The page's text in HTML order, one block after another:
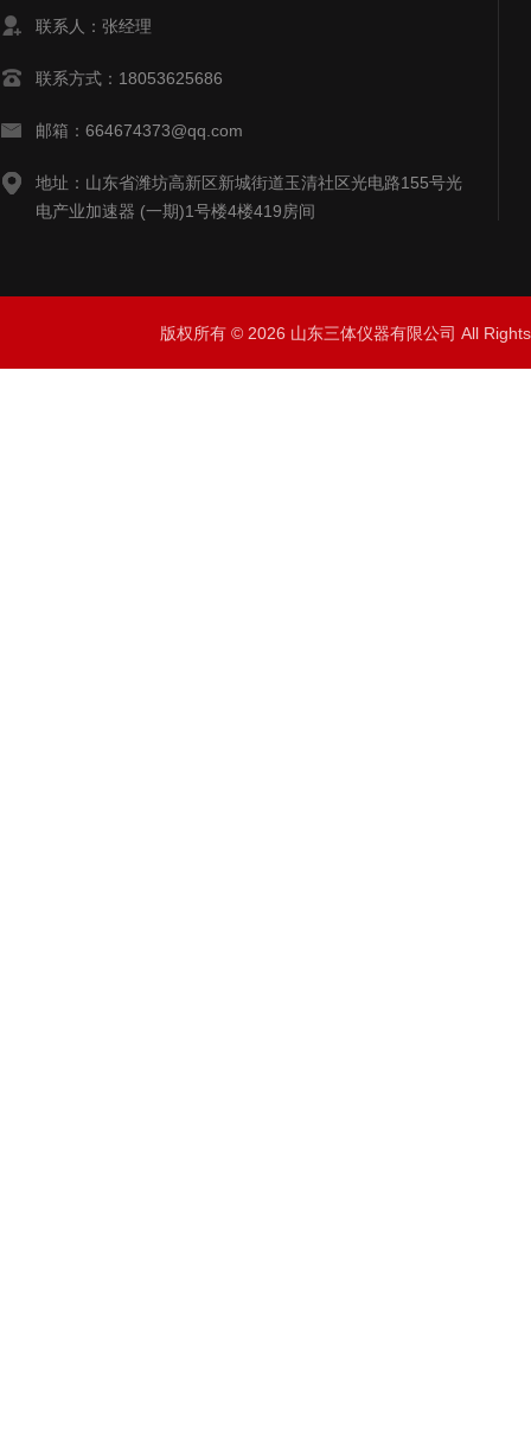
联系人：张经理
联系方式：18053625686
邮箱：664674373@qq.com
地址：山东省潍坊高新区新城街道玉清社区光电路155号光
电产业加速器 (一期)1号楼4楼419房间
版权所有 © 2026 山东三体仪器有限公司 All